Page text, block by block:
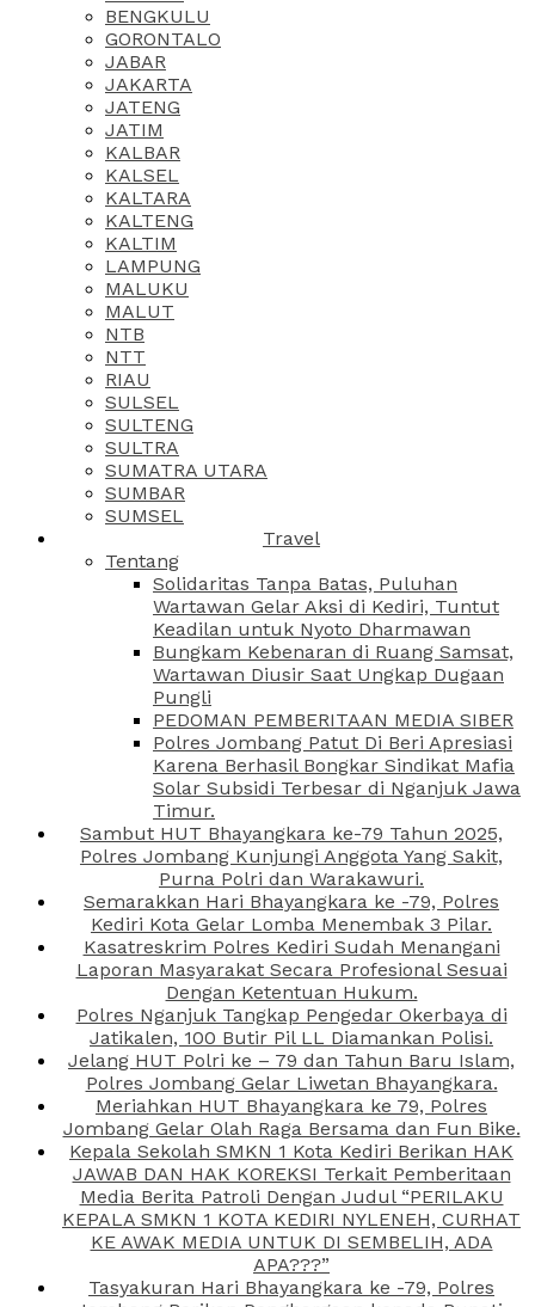
BENGKULU
GORONTALO
JABAR
JAKARTA
JATENG
JATIM
KALBAR
KALSEL
KALTARA
KALTENG
KALTIM
LAMPUNG
MALUKU
MALUT
NTB
NTT
RIAU
SULSEL
SULTENG
SULTRA
SUMATRA UTARA
SUMBAR
SUMSEL
Travel
Tentang
Solidaritas Tanpa Batas, Puluhan
Wartawan Gelar Aksi di Kediri, Tuntut
Keadilan untuk Nyoto Dharmawan
Bungkam Kebenaran di Ruang Samsat,
Wartawan Diusir Saat Ungkap Dugaan
Pungli
PEDOMAN PEMBERITAAN MEDIA SIBER
Polres Jombang Patut Di Beri Apresiasi
Karena Berhasil Bongkar Sindikat Mafia
Solar Subsidi Terbesar di Nganjuk Jawa
Timur.
Sambut HUT Bhayangkara ke-79 Tahun 2025,
Polres Jombang Kunjungi Anggota Yang Sakit,
Purna Polri dan Warakawuri.
Semarakkan Hari Bhayangkara ke -79, Polres
Kediri Kota Gelar Lomba Menembak 3 Pilar.
Kasatreskrim Polres Kediri Sudah Menangani
Laporan Masyarakat Secara Profesional Sesuai
Dengan Ketentuan Hukum.
Polres Nganjuk Tangkap Pengedar Okerbaya di
Jatikalen, 100 Butir Pil LL Diamankan Polisi.
Jelang HUT Polri ke – 79 dan Tahun Baru Islam,
Polres Jombang Gelar Liwetan Bhayangkara.
Meriahkan HUT Bhayangkara ke 79, Polres
Jombang Gelar Olah Raga Bersama dan Fun Bike.
Kepala Sekolah SMKN 1 Kota Kediri Berikan HAK
JAWAB DAN HAK KOREKSI Terkait Pemberitaan
Media Berita Patroli Dengan Judul “PERILAKU
KEPALA SMKN 1 KOTA KEDIRI NYLENEH, CURHAT
KE AWAK MEDIA UNTUK DI SEMBELIH, ADA
APA???”
Tasyakuran Hari Bhayangkara ke -79, Polres